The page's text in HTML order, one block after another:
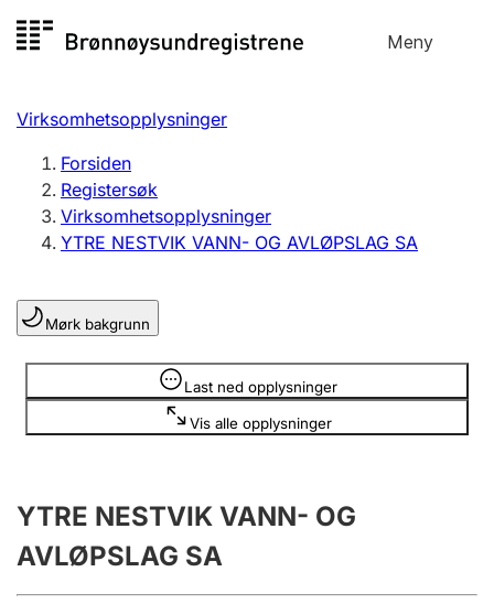
til
Meny
Registersøk
Aksjeselskap
Enkeltpersonforetak
Registrere, endre, slette
Lag og forening
Registrere, endre, slette
Årsregnskap
Innsending og forsinkelsesgebyr
Virksomhetsopplysninger
Forsiden
Registersøk
Virksomhetsopplysninger
YTRE NESTVIK VANN- OG AVLØPSLAG SA
Mørk bakgrunn
Last ned opplysninger
Vis alle opplysninger
Opplysninger er skjult
YTRE NESTVIK VANN- OG
AVLØPSLAG SA